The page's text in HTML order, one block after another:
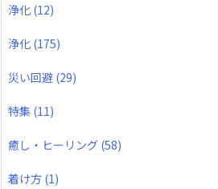
浄化 (12)
浄化 (175)
災い回避 (29)
特集 (11)
癒し・ヒーリング (58)
着け方 (1)